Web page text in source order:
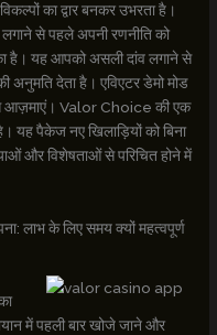
का द्वार बनकर उभरता है।
से पहले अपनी रणनीति को
है। यह आपको असली दांव लगाने से
देता है। एविएटर डेमो मोड
आज़माएं। Valor Choice की एक
यह पैकेज नए खिलाड़ियों को बिना
और विशेषताओं से परिचित होने में
लाभ के लिए समय क्यों महत्वपूर्ण
में पहली बार खोजे जाने और